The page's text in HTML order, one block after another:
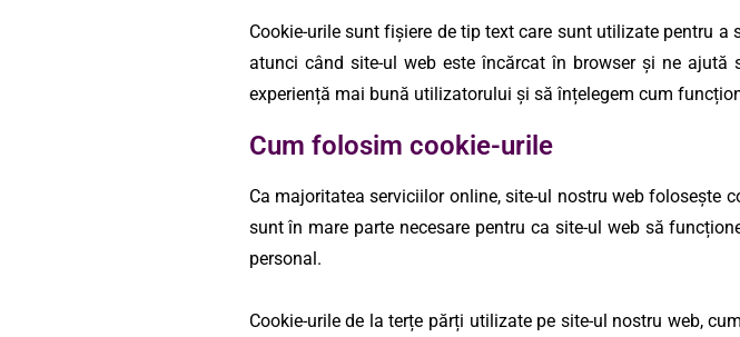
Cookie-urile sunt fișiere de tip text care sunt utilizate pentru
atunci când site-ul web este încărcat în browser și ne
experiență mai bună utilizatorului și să înțelegem cum
Cum folosim cookie-urile
Ca majoritatea serviciilor online, site-ul nostru web folosește
sunt în mare parte necesare pentru ca site-ul web să
personal.
Cookie-urile de la terțe părți utilizate pe site-ul nostru web,